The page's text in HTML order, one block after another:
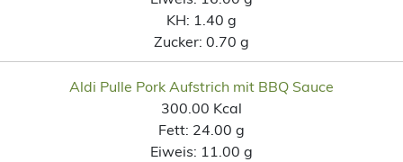
KH: 1.40 g
Zucker: 0.70 g
Aldi Pulle Pork Aufstrich mit BBQ Sauce
300.00 Kcal
Fett: 24.00 g
Eiweis: 11.00 g